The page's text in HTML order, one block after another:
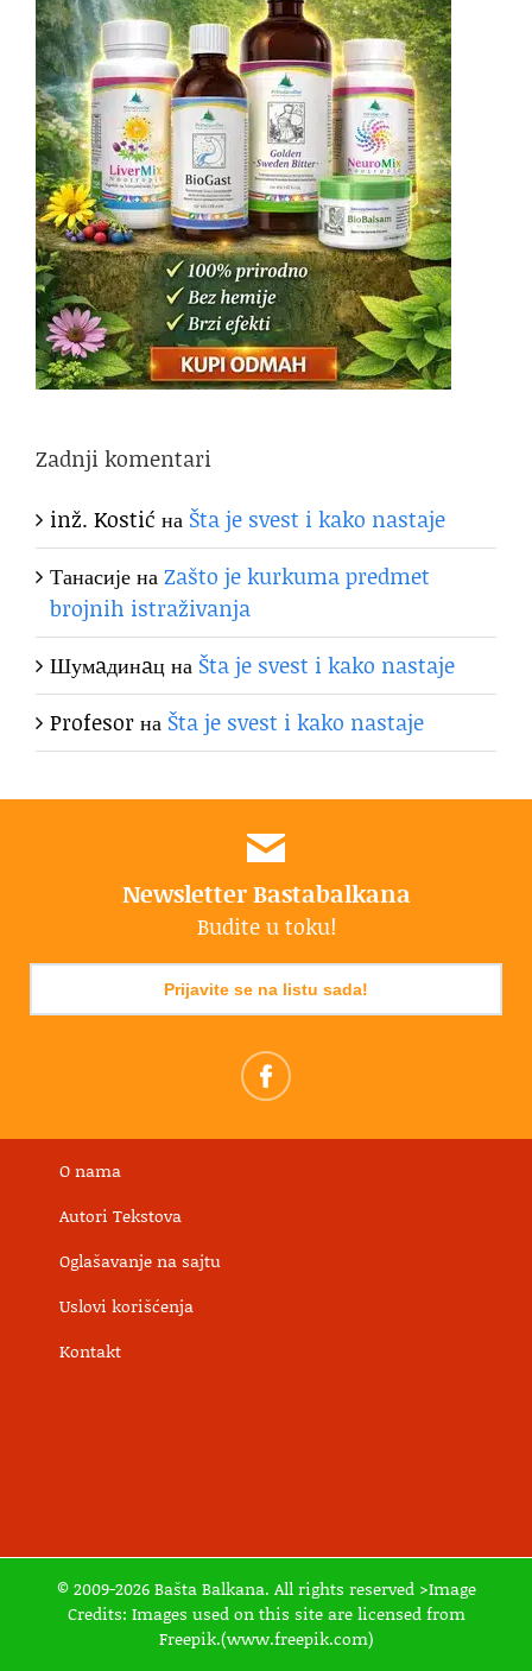
Zadnji komentari
inž. Kostić на Šta je svest i kako nastaje
ТанасијенаZašto je kurkuma predmet
brojnih istraživanja
Шумaдинaцна Šta je svest i kako nastaje
Profesorна Šta je svest i kako nastaje
Newsletter Bastabalkana
Budite u toku!
Prijavite se na listu sada!
O nama
Autori Tekstova
Oglašavanje na sajtu
Uslovi korišćenja
Kontakt
© 2009-2026 Bašta Balkana. All rights reserved >Image
Credits: Images used on this site are licensed from
Freepik.(www.freepik.com)